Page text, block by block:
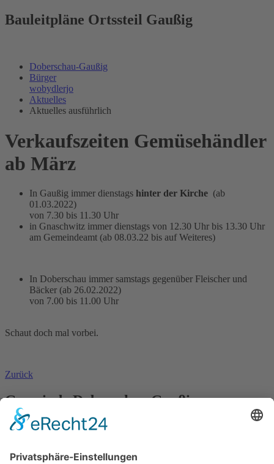
Bauleitpläne Ortssteil Gaußig
Doberschau-Gaußig
Bürger
wobydlerjo
Aktuelles
Aktuelles ausführlich
Verkaufszeiten Gemüsehändler
ab März
In Gaußig immer dienstags hinter der Kirche (ab
01.03.2022)
von 7.30 bis 11.30 Uhr
in Gnaschwitz immer dienstags von 12.30 Uhr bis 13.30 Uhr
am Gemeindeamt (ab 08.03.22 bis auf Weiteres)
In Doberschau immer samstags gegenüber Fleischer und
Bäcker (ab 26.02.2022)
von 7.00 bis 11.00 Uhr
Schaut doch mal vorbei.
Zurück
Gemeinde Doberschau Gaußig
OT Gnaschwitz, Hauptstraße 13
Tel. 035930 55 60 60